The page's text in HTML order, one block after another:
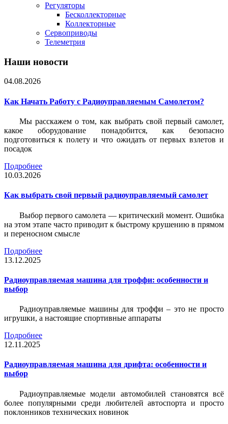
Регуляторы
Бесколлекторные
Коллекторные
Сервоприводы
Телеметрия
Наши новости
04.08.2026
Как Начать Работу с Радиоуправляемым Самолетом?
Мы расскажем о том, как выбрать свой первый самолет,
какое оборудование понадобится, как безопасно
подготовиться к полету и что ожидать от первых взлетов и
посадок
Подробнее
10.03.2026
Как выбрать свой первый радиоуправляемый самолет
Выбор первого самолета — критический момент. Ошибка
на этом этапе часто приводит к быстрому крушению в прямом
и переносном смысле
Подробнее
13.12.2025
Радиоуправляемая машина для троффи: особенности и
выбор
Радиоуправляемые машины для троффи – это не просто
игрушки, а настоящие спортивные аппараты
Подробнее
12.11.2025
Радиоуправляемая машина для дрифта: особенности и
выбор
Радиоуправляемые модели автомобилей становятся всё
более популярными среди любителей автоспорта и просто
поклонников технических новинок